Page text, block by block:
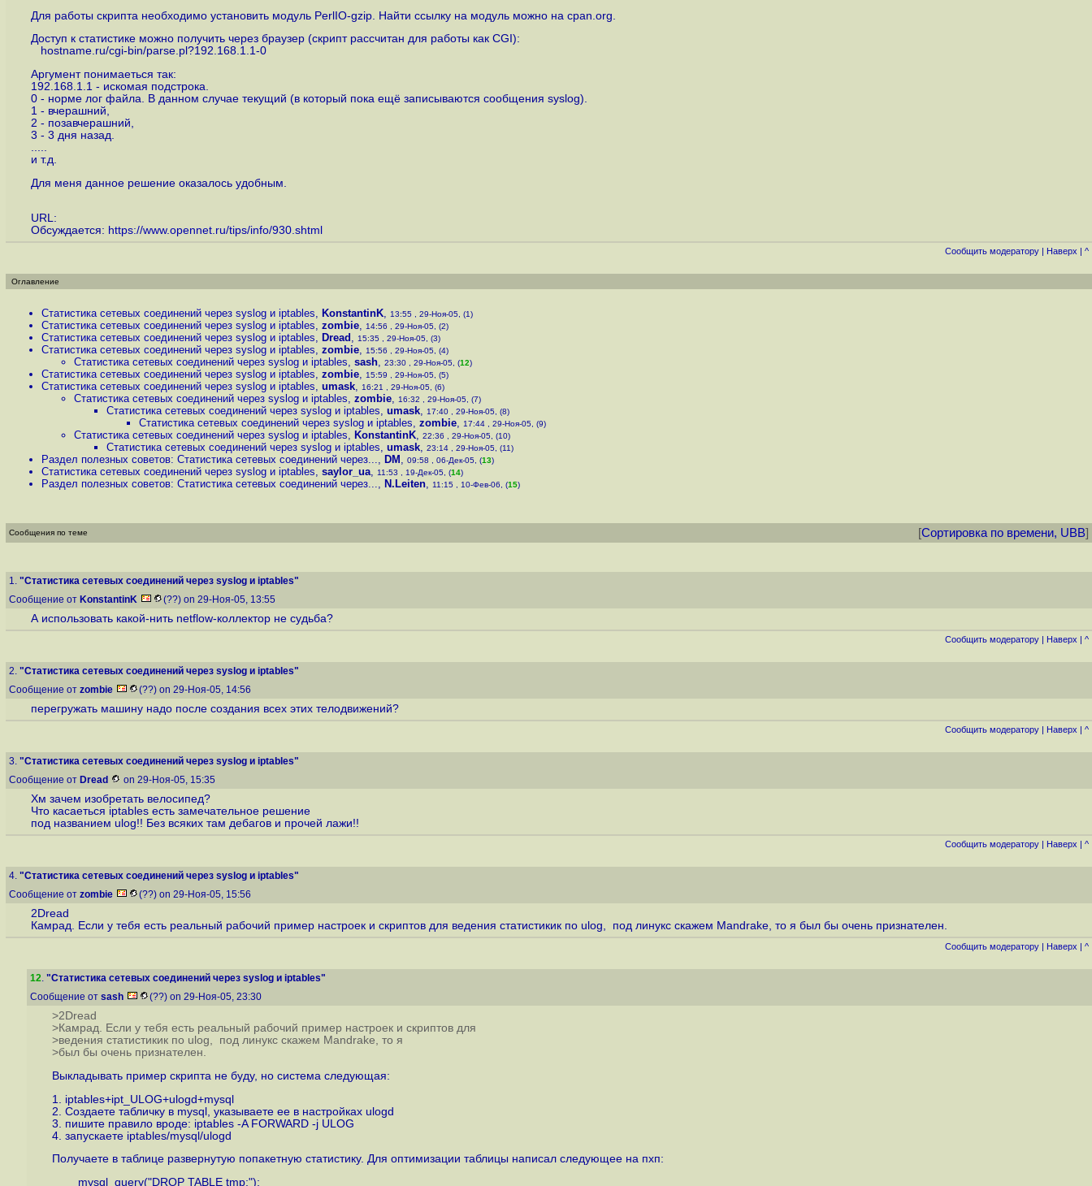
Для работы скрипта необходимо установить модуль PerlIO-gzip. Найти ссылку на модуль можно на cpan.org.
Доступ к статистике можно получить через браузер (скрипт рассчитан для работы как CGI):
hostname.ru/cgi-bin/parse.pl?192.168.1.1-0
Аргумент понимаеться так:
192.168.1.1 - искомая подстрока.
0 - норме лог файла. В данном случае текущий (в который пока ещё записываются сообщения syslog).
1 - вчерашний,
2 - позавчерашний,
3 - 3 дня назад.
и т.д.
Для меня данное решение оказалось удобным.
URL:
Обсуждается: https://www.opennet.ru/tips/info/930.shtml
Cообщить модератору | Наверх | ^
Оглавление
Статистика сетевых соединений через syslog и iptables, KonstantinK, 13:55 , 29-Ноя-05, (1)
Статистика сетевых соединений через syslog и iptables, zombie, 14:56 , 29-Ноя-05, (2)
Статистика сетевых соединений через syslog и iptables, Dread , 15:35 , 29-Ноя-05, (3)
Статистика сетевых соединений через syslog и iptables, zombie, 15:56 , 29-Ноя-05, (4)
Статистика сетевых соединений через syslog и iptables, sash, 23:30 , 29-Ноя-05, (12)
Статистика сетевых соединений через syslog и iptables, zombie, 15:59 , 29-Ноя-05, (5)
Статистика сетевых соединений через syslog и iptables, umask, 16:21 , 29-Ноя-05, (6)
Статистика сетевых соединений через syslog и iptables, zombie, 16:32 , 29-Ноя-05, (7)
Статистика сетевых соединений через syslog и iptables, umask, 17:40 , 29-Ноя-05, (8)
Статистика сетевых соединений через syslog и iptables, zombie, 17:44 , 29-Ноя-05, (9)
Статистика сетевых соединений через syslog и iptables, KonstantinK, 22:36 , 29-Ноя-05, (10)
Статистика сетевых соединений через syslog и iptables, umask, 23:14 , 29-Ноя-05, (11)
Раздел полезных советов: Статистика сетевых соединений через..., DM , 09:58 , 06-Дек-05, (13)
Статистика сетевых соединений через syslog и iptables, saylor_ua, 11:53 , 19-Дек-05, (14)
Раздел полезных советов: Статистика сетевых соединений через..., N.Leiten, 11:15 , 10-Фев-06, (15)
Сообщения по теме [Сортировка по времени, UBB]
1. "Статистика сетевых соединений через syslog и iptables"
Сообщение от KonstantinK (??) on 29-Ноя-05, 13:55
А использовать какой-нить netflow-коллектор не судьба?
Cообщить модератору | Наверх | ^
2. "Статистика сетевых соединений через syslog и iptables"
Сообщение от zombie (??) on 29-Ноя-05, 14:56
перегружать машину надо после создания всех этих телодвижений?
Cообщить модератору | Наверх | ^
3. "Статистика сетевых соединений через syslog и iptables"
Сообщение от Dread on 29-Ноя-05, 15:35
Хм зачем изобретать велосипед?
Что касаеться iptables есть замечательное решение
под названием ulog!! Без всяких там дебагов и прочей лажи!!
Cообщить модератору | Наверх | ^
4. "Статистика сетевых соединений через syslog и iptables"
Сообщение от zombie (??) on 29-Ноя-05, 15:56
2Dread
Камрад. Если у тебя есть реальный рабочий пример настроек и скриптов для ведения статистикик по ulog, под линукс скажем Mandrake, то я был бы очень признателен.
Cообщить модератору | Наверх | ^
12. "Статистика сетевых соединений через syslog и iptables"
Сообщение от sash (??) on 29-Ноя-05, 23:30
>2Dread
>Камрад. Если у тебя есть реальный рабочий пример настроек и скриптов для
>ведения статистикик по ulog, под линукс скажем Mandrake, то я
>был бы очень признателен.
Выкладывать пример скрипта не буду, но система следующая:
1. iptables+ipt_ULOG+ulogd+mysql
2. Создаете табличку в mysql, указываете ее в настройках ulogd
3. пишите правило вроде: iptables -A FORWARD -j ULOG
4. запускаете iptables/mysql/ulogd
Получаете в таблице развернутую попакетную статистику. Для оптимизации таблицы написал следующее на пхп:
mysql_query("DROP TABLE tmp;");